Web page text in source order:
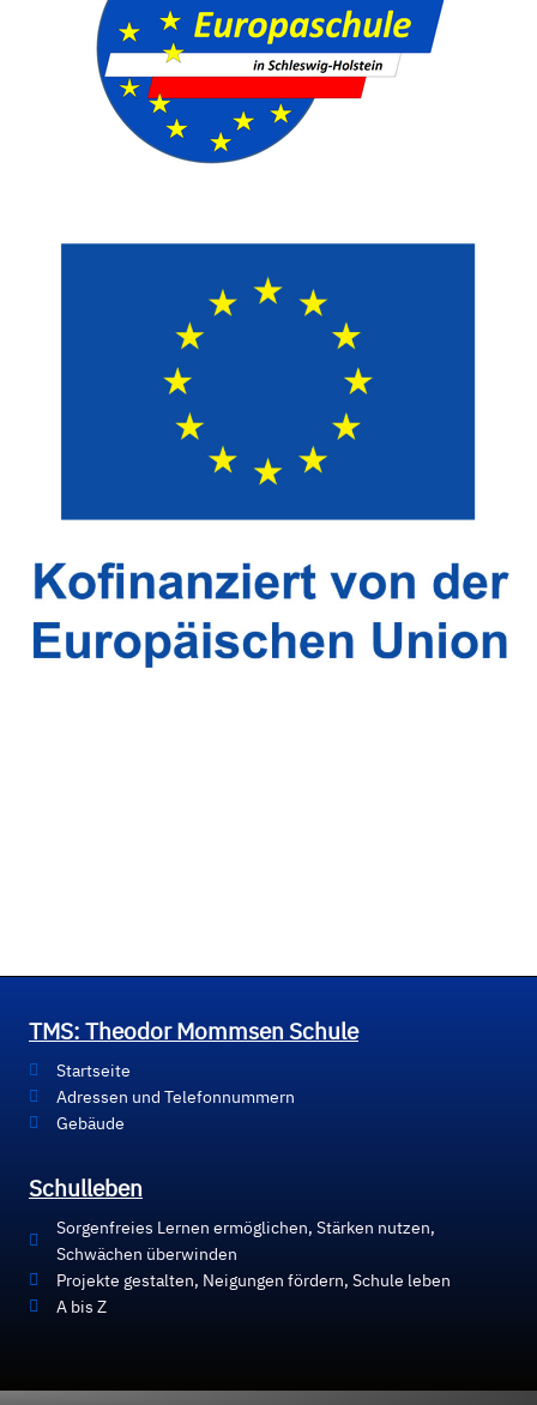
TMS: Theodor Mommsen Schule
Startseite
Adressen und Telefonnummern
Gebäude
Schulleben
Sorgenfreies Lernen ermöglichen, Stärken nutzen,
Schwächen überwinden
Projekte gestalten, Neigungen fördern, Schule leben
A bis Z